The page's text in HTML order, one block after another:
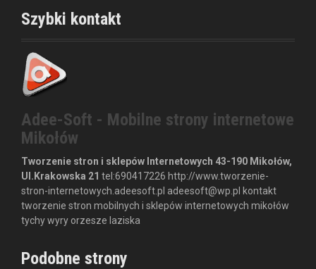
Szybki kontakt
Adee-Soft - Mobilne strony internetowe
Mikołów
Tworzenie stron i sklepów Internetowych 43-190 Mikołów,
Ul.Krakowska 21 tel:690417226 http://www.tworzenie-
stron-internetowych.adeesoft.pl adeesoft@wp.pl kontakt
tworzenie stron mobilnych i sklepów internetowych mikołów
tychy wyry orzesze laziska
Podobne strony